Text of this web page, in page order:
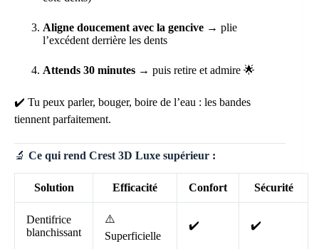
Aligne doucement avec la gencive → plie
l’excédent derrière les dents
Attends 30 minutes → puis retire et admire 🌟
✔️ Tu peux parler, bouger, boire de l’eau : les bandes
tiennent parfaitement.
🔬 Ce qui rend Crest 3D Luxe supérieur :
Solution Efficacité Confort Sécurité
Dentifrice
blanchissant
⚠️
Superficielle
✔️ ✔️